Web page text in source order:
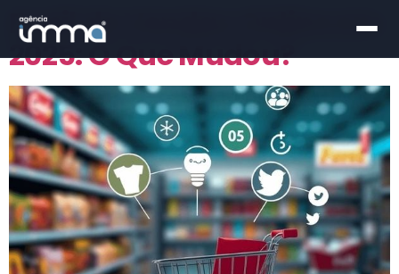
Funil de Vendas Online em
2025: O Que Mudou?